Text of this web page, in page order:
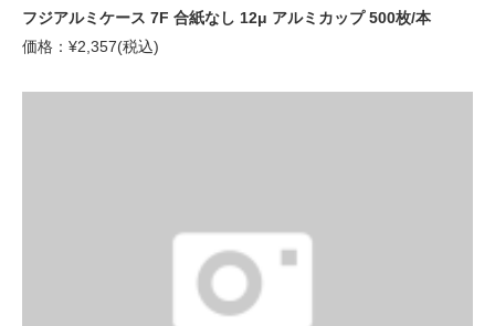
フジアルミケース 7F 合紙なし 12μ アルミカップ 500枚/本
価格：¥2,357(税込)